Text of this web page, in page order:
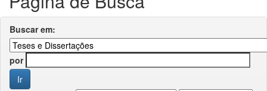
Buscar em:
por